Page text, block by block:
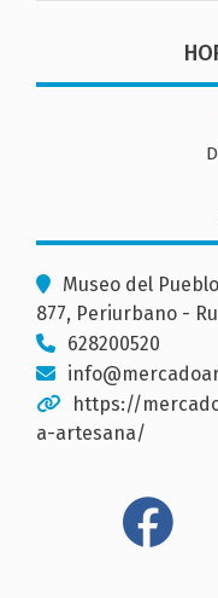
Museo del
877, Periurbano -
628200520
https://
a-artesana/